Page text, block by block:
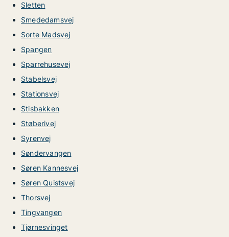
Sletten
Smededamsvej
Sorte Madsvej
Spangen
Sparrehusevej
Stabelsvej
Stationsvej
Stisbakken
Støberivej
Syrenvej
Søndervangen
Søren Kannesvej
Søren Quistsvej
Thorsvej
Tingvangen
Tjørnesvinget